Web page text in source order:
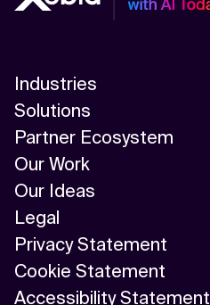
Industries
Solutions
Partner Ecosystem
Our Work
Our Ideas
Legal
Privacy Statement
Cookie Statement
Accessibility Statement